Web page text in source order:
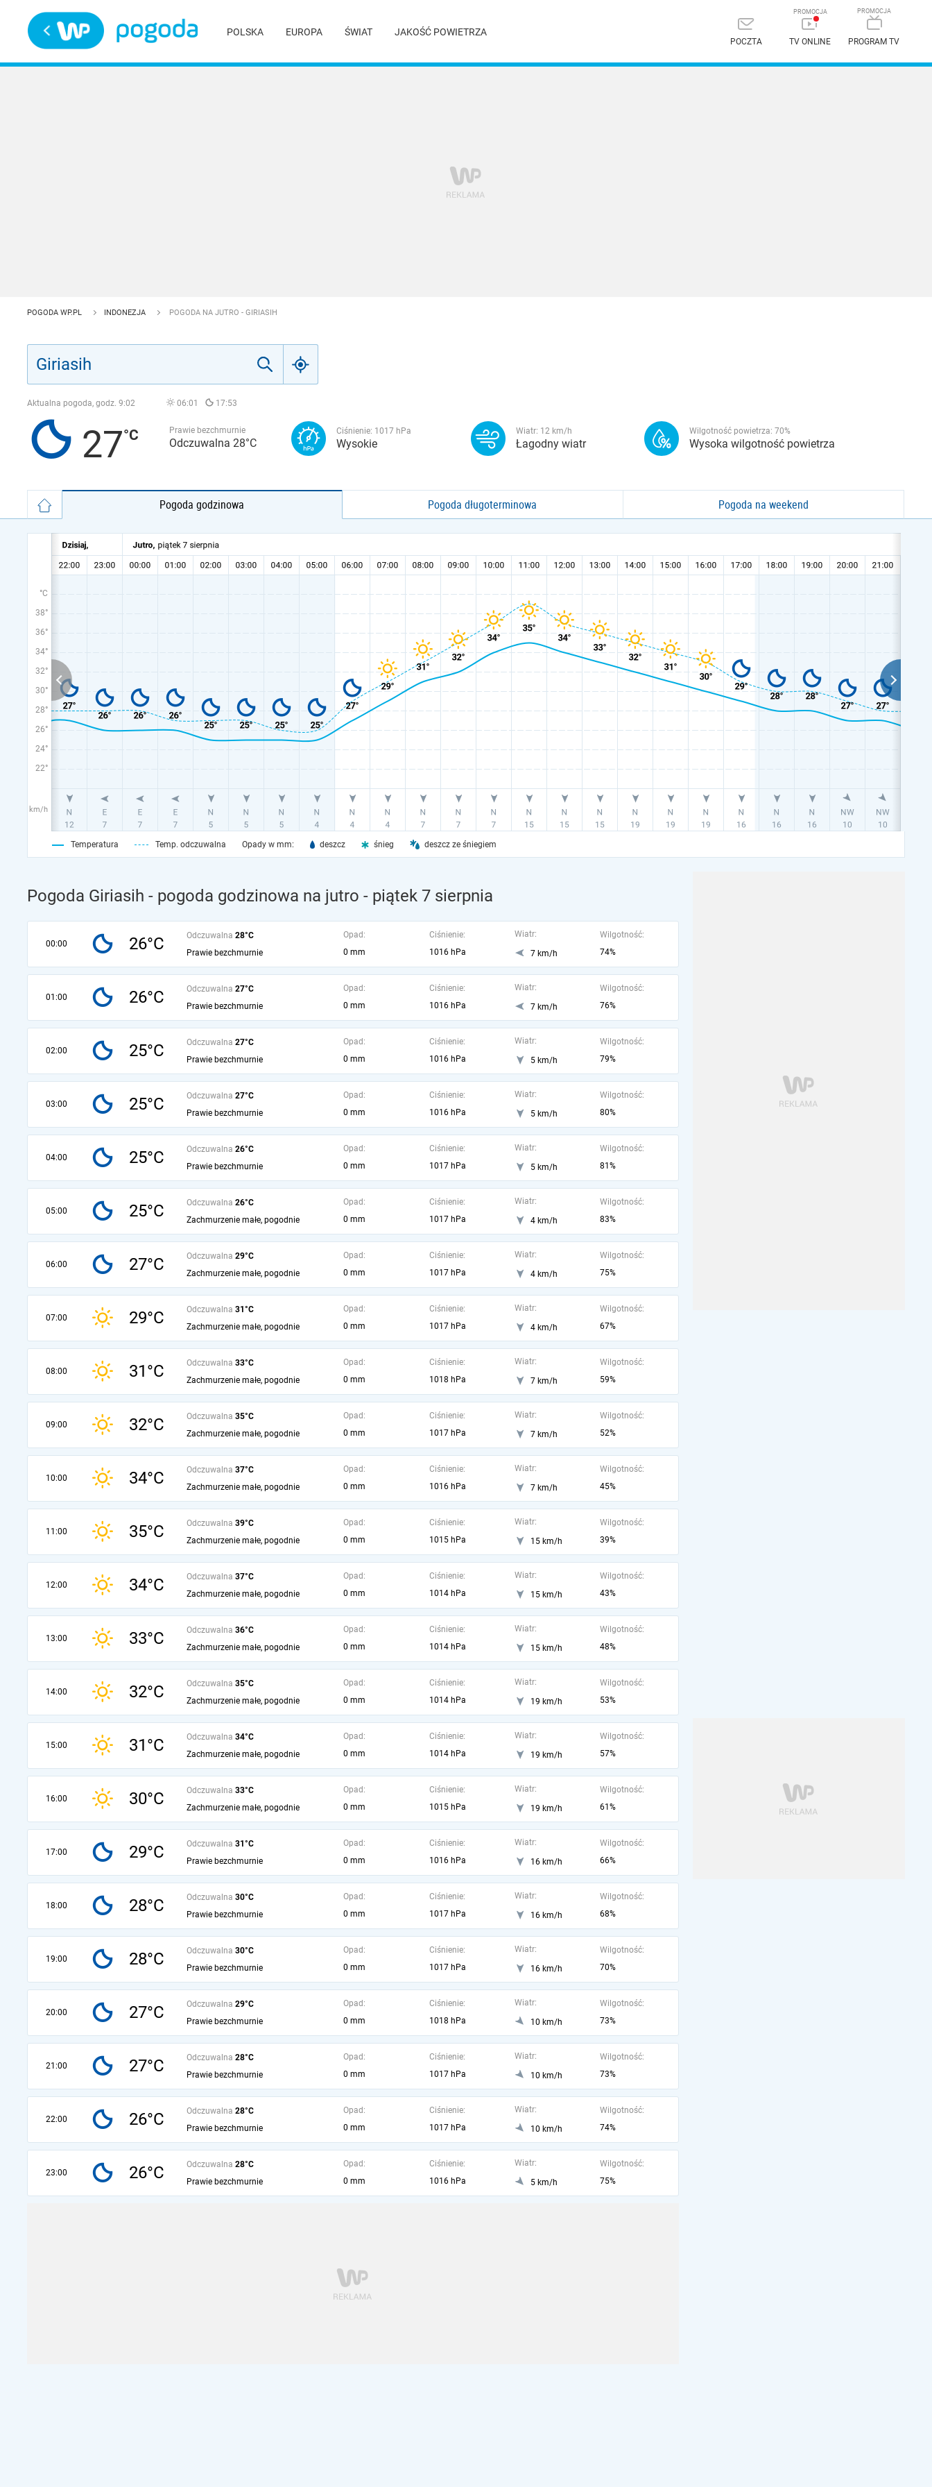
POLSKA EUROPA ŚWIAT JAKOŚĆ POWIETRZA
POCZTA TV ONLINE PROGRAM TV
POGODA WP.PL INDONEZJA POGODA NA JUTRO - GIRIASIH
Aktualna pogoda, godz. 9:02 06:01 17:53
27 Prawie bezchmurnie
Odczuwalna 28°C
Ciśnienie: 1017 hPa
Wysokie
Wiatr: 12 km/h
Łagodny wiatr
Wilgotność powietrza: 70%
Wysoka wilgotność powietrza
Pogoda godzinowa Pogoda długoterminowa Pogoda na weekend
°C
38°
36°
34°
32°
30°
28°
26°
24°
22°
km/h
Temperatura Temp. odczuwalna Opady w mm: deszcz śnieg deszcz ze śniegiem
Pogoda Giriasih - pogoda godzinowa na jutro - piątek 7 sierpnia
00:00 26°C Odczuwalna 28°C
Prawie bezchmurnie
Opad:
0 mm
Ciśnienie:
1016 hPa
Wiatr:
7 km/h
Wilgotność:
74%
01:00 26°C Odczuwalna 27°C
Prawie bezchmurnie
Opad:
0 mm
Ciśnienie:
1016 hPa
Wiatr:
7 km/h
Wilgotność:
76%
02:00 25°C Odczuwalna 27°C
Prawie bezchmurnie
Opad:
0 mm
Ciśnienie:
1016 hPa
Wiatr:
5 km/h
Wilgotność:
79%
03:00 25°C Odczuwalna 27°C
Prawie bezchmurnie
Opad:
0 mm
Ciśnienie:
1016 hPa
Wiatr:
5 km/h
Wilgotność:
80%
04:00 25°C Odczuwalna 26°C
Prawie bezchmurnie
Opad:
0 mm
Ciśnienie:
1017 hPa
Wiatr:
5 km/h
Wilgotność:
81%
05:00 25°C Odczuwalna 26°C
Zachmurzenie małe, pogodnie
Opad:
0 mm
Ciśnienie:
1017 hPa
Wiatr:
4 km/h
Wilgotność:
83%
06:00 27°C Odczuwalna 29°C
Zachmurzenie małe, pogodnie
Opad:
0 mm
Ciśnienie:
1017 hPa
Wiatr:
4 km/h
Wilgotność:
75%
07:00 29°C Odczuwalna 31°C
Zachmurzenie małe, pogodnie
Opad:
0 mm
Ciśnienie:
1017 hPa
Wiatr:
4 km/h
Wilgotność:
67%
08:00 31°C Odczuwalna 33°C
Zachmurzenie małe, pogodnie
Opad:
0 mm
Ciśnienie:
1018 hPa
Wiatr:
7 km/h
Wilgotność:
59%
09:00 32°C Odczuwalna 35°C
Zachmurzenie małe, pogodnie
Opad:
0 mm
Ciśnienie:
1017 hPa
Wiatr:
7 km/h
Wilgotność:
52%
10:00 34°C Odczuwalna 37°C
Zachmurzenie małe, pogodnie
Opad:
0 mm
Ciśnienie:
1016 hPa
Wiatr:
7 km/h
Wilgotność:
45%
11:00 35°C Odczuwalna 39°C
Zachmurzenie małe, pogodnie
Opad:
0 mm
Ciśnienie:
1015 hPa
Wiatr:
15 km/h
Wilgotność:
39%
12:00 34°C Odczuwalna 37°C
Zachmurzenie małe, pogodnie
Opad:
0 mm
Ciśnienie:
1014 hPa
Wiatr:
15 km/h
Wilgotność:
43%
13:00 33°C Odczuwalna 36°C
Zachmurzenie małe, pogodnie
Opad:
0 mm
Ciśnienie:
1014 hPa
Wiatr:
15 km/h
Wilgotność:
48%
14:00 32°C Odczuwalna 35°C
Zachmurzenie małe, pogodnie
Opad:
0 mm
Ciśnienie:
1014 hPa
Wiatr:
19 km/h
Wilgotność:
53%
15:00 31°C Odczuwalna 34°C
Zachmurzenie małe, pogodnie
Opad:
0 mm
Ciśnienie:
1014 hPa
Wiatr:
19 km/h
Wilgotność:
57%
16:00 30°C Odczuwalna 33°C
Zachmurzenie małe, pogodnie
Opad:
0 mm
Ciśnienie:
1015 hPa
Wiatr:
19 km/h
Wilgotność:
61%
17:00 29°C Odczuwalna 31°C
Prawie bezchmurnie
Opad:
0 mm
Ciśnienie:
1016 hPa
Wiatr:
16 km/h
Wilgotność:
66%
18:00 28°C Odczuwalna 30°C
Prawie bezchmurnie
Opad:
0 mm
Ciśnienie:
1017 hPa
Wiatr:
16 km/h
Wilgotność:
68%
19:00 28°C Odczuwalna 30°C
Prawie bezchmurnie
Opad:
0 mm
Ciśnienie:
1017 hPa
Wiatr:
16 km/h
Wilgotność:
70%
20:00 27°C Odczuwalna 29°C
Prawie bezchmurnie
Opad:
0 mm
Ciśnienie:
1018 hPa
Wiatr:
10 km/h
Wilgotność:
73%
21:00 27°C Odczuwalna 28°C
Prawie bezchmurnie
Opad:
0 mm
Ciśnienie:
1017 hPa
Wiatr:
10 km/h
Wilgotność:
73%
22:00 26°C Odczuwalna 28°C
Prawie bezchmurnie
Opad:
0 mm
Ciśnienie:
1017 hPa
Wiatr:
10 km/h
Wilgotność:
74%
23:00 26°C Odczuwalna 28°C
Prawie bezchmurnie
Opad:
0 mm
Ciśnienie:
1016 hPa
Wiatr:
5 km/h
Wilgotność:
75%